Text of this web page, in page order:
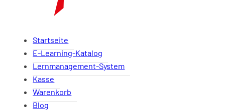
Startseite
E-Learning-Katalog
Lernmanagement-System
Kasse
Warenkorb
Blog